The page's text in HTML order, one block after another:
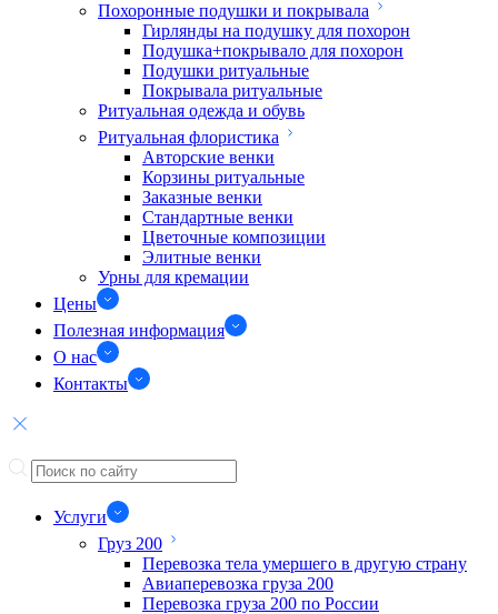
Похоронные подушки и покрывала
Гирлянды на подушку для похорон
Подушка+покрывало для похорон
Подушки ритуальные
Покрывала ритуальные
Ритуальная одежда и обувь
Ритуальная флористика
Авторские венки
Корзины ритуальные
Заказные венки
Стандартные венки
Цветочные композиции
Элитные венки
Урны для кремации
Цены
Полезная информация
О нас
Контакты
Услуги
Груз 200
Перевозка тела умершего в другую страну
Авиаперевозка груза 200
Перевозка груза 200 по России